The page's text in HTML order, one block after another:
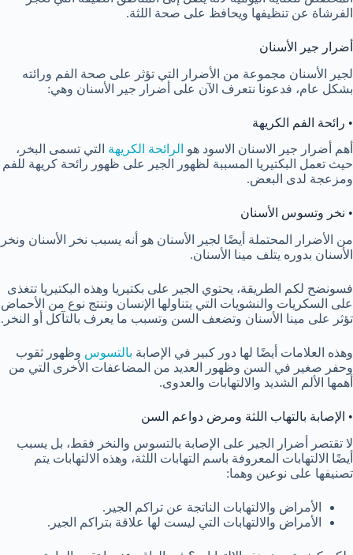
الفرشاة عن تنظيفها ويحافظ على صحة اللثة.
أضرار جير الأسنان
لجير الأسنان مجموعة من الأضرار التي تؤثر على صحة الفم ورائته
بشكل عام، فدعونا نتعرف الآن على أضرار جير الأسنان وهي:
• رائحة الفم الكريهة
أهم أضرار جير الاسنان الاسود هو الرائحة الكريهة التي تسمى البخر،
حيث تعمل البكتيريا المسببة لظهور الجير على ظهور رائحة كريهة للفم
ومزعجة لدى البعض.
• نخر وتسوس الأسنان
من الأضرار المحتملة أيضًا لجير الأسنان هو أنه يسبب نخر الأسنان ونخر
الأسنان بدوره يتلف مينا الأسنان.
فسونضح لكم الطريقة، يحتوي الجير على بكتيريا وهذه البكتيريا تتغذى
على السكريات والنشويات التي يتناولها الإنسان وتنتج نوع من الأحماض
تؤثر على مينا الأسنان وتضعف السن وتسبب ما يعرف بالتآكل أو النخر.
وهذه العلامات أيضًا لها دور كبير في الإصابة بالتسوس وظهور ثقوب
وحفر صغير في السن وظهور العديد من المضاعفات الأخرى التي من
أهمها الألم الشديد والالتهابات والعدوى.
• الإصابة بالتهاب اللثة ومرض دواعم السن
لا تقتصر أضرار الجير على الإصابة بالتسوس والنخر فقط، بل يسبب
أيضًا الالتهابات المعروفة باسم التهابات اللثة، وهذه الالتهابات يتم
تصنيفها على نوعين وهما:
الأمراض والالتهابات الناتجة عن تراكم الجير.
الأمراض والالتهابات التي ليست لها علاقة بتراكم الجير.